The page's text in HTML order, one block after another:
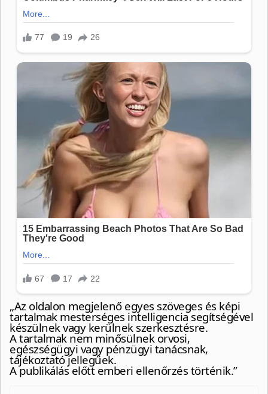
„Az oldalon megjelenő egyes szöveges és képi
tartalmak mesterséges intelligencia segítségével
készülnek vagy kerülnek szerkesztésre.
A tartalmak nem minősülnek orvosi,
egészségügyi vagy pénzügyi tanácsnak,
tájékoztató jellegűek.
A publikálás előtt emberi ellenőrzés történik.”